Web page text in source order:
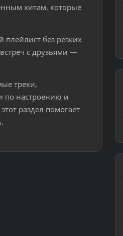
хитам, которые
без резких
с друзьями —
треки,
по настроению и
раздел помогает